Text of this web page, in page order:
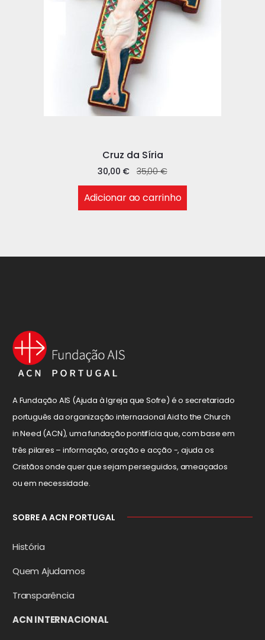
Cruz da Síria
35,00€
30,00 €
Adicionar ao carrinho
A Fundação AIS (Ajuda à Igreja que Sofre) é o secretariado
português da organização internacional Aid to the Church
in Need (ACN), uma fundação pontifícia que, com base em
três pilares – informação, oração e acção -, ajuda os
Cristãos onde quer que sejam perseguidos, ameaçados
ou em necessidade.
SOBRE A ACN PORTUGAL
História
Quem Ajudamos
Transparência
ACN INTERNACIONAL